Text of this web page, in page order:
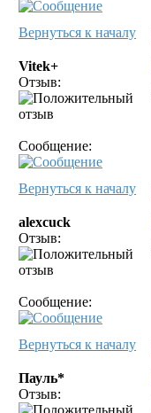
Вернуться к началу
Vitek+
Отзыв:
Сообщение:
Вернуться к началу
alexcuck
Отзыв:
Сообщение:
Вернуться к началу
Пауль*
Отзыв: